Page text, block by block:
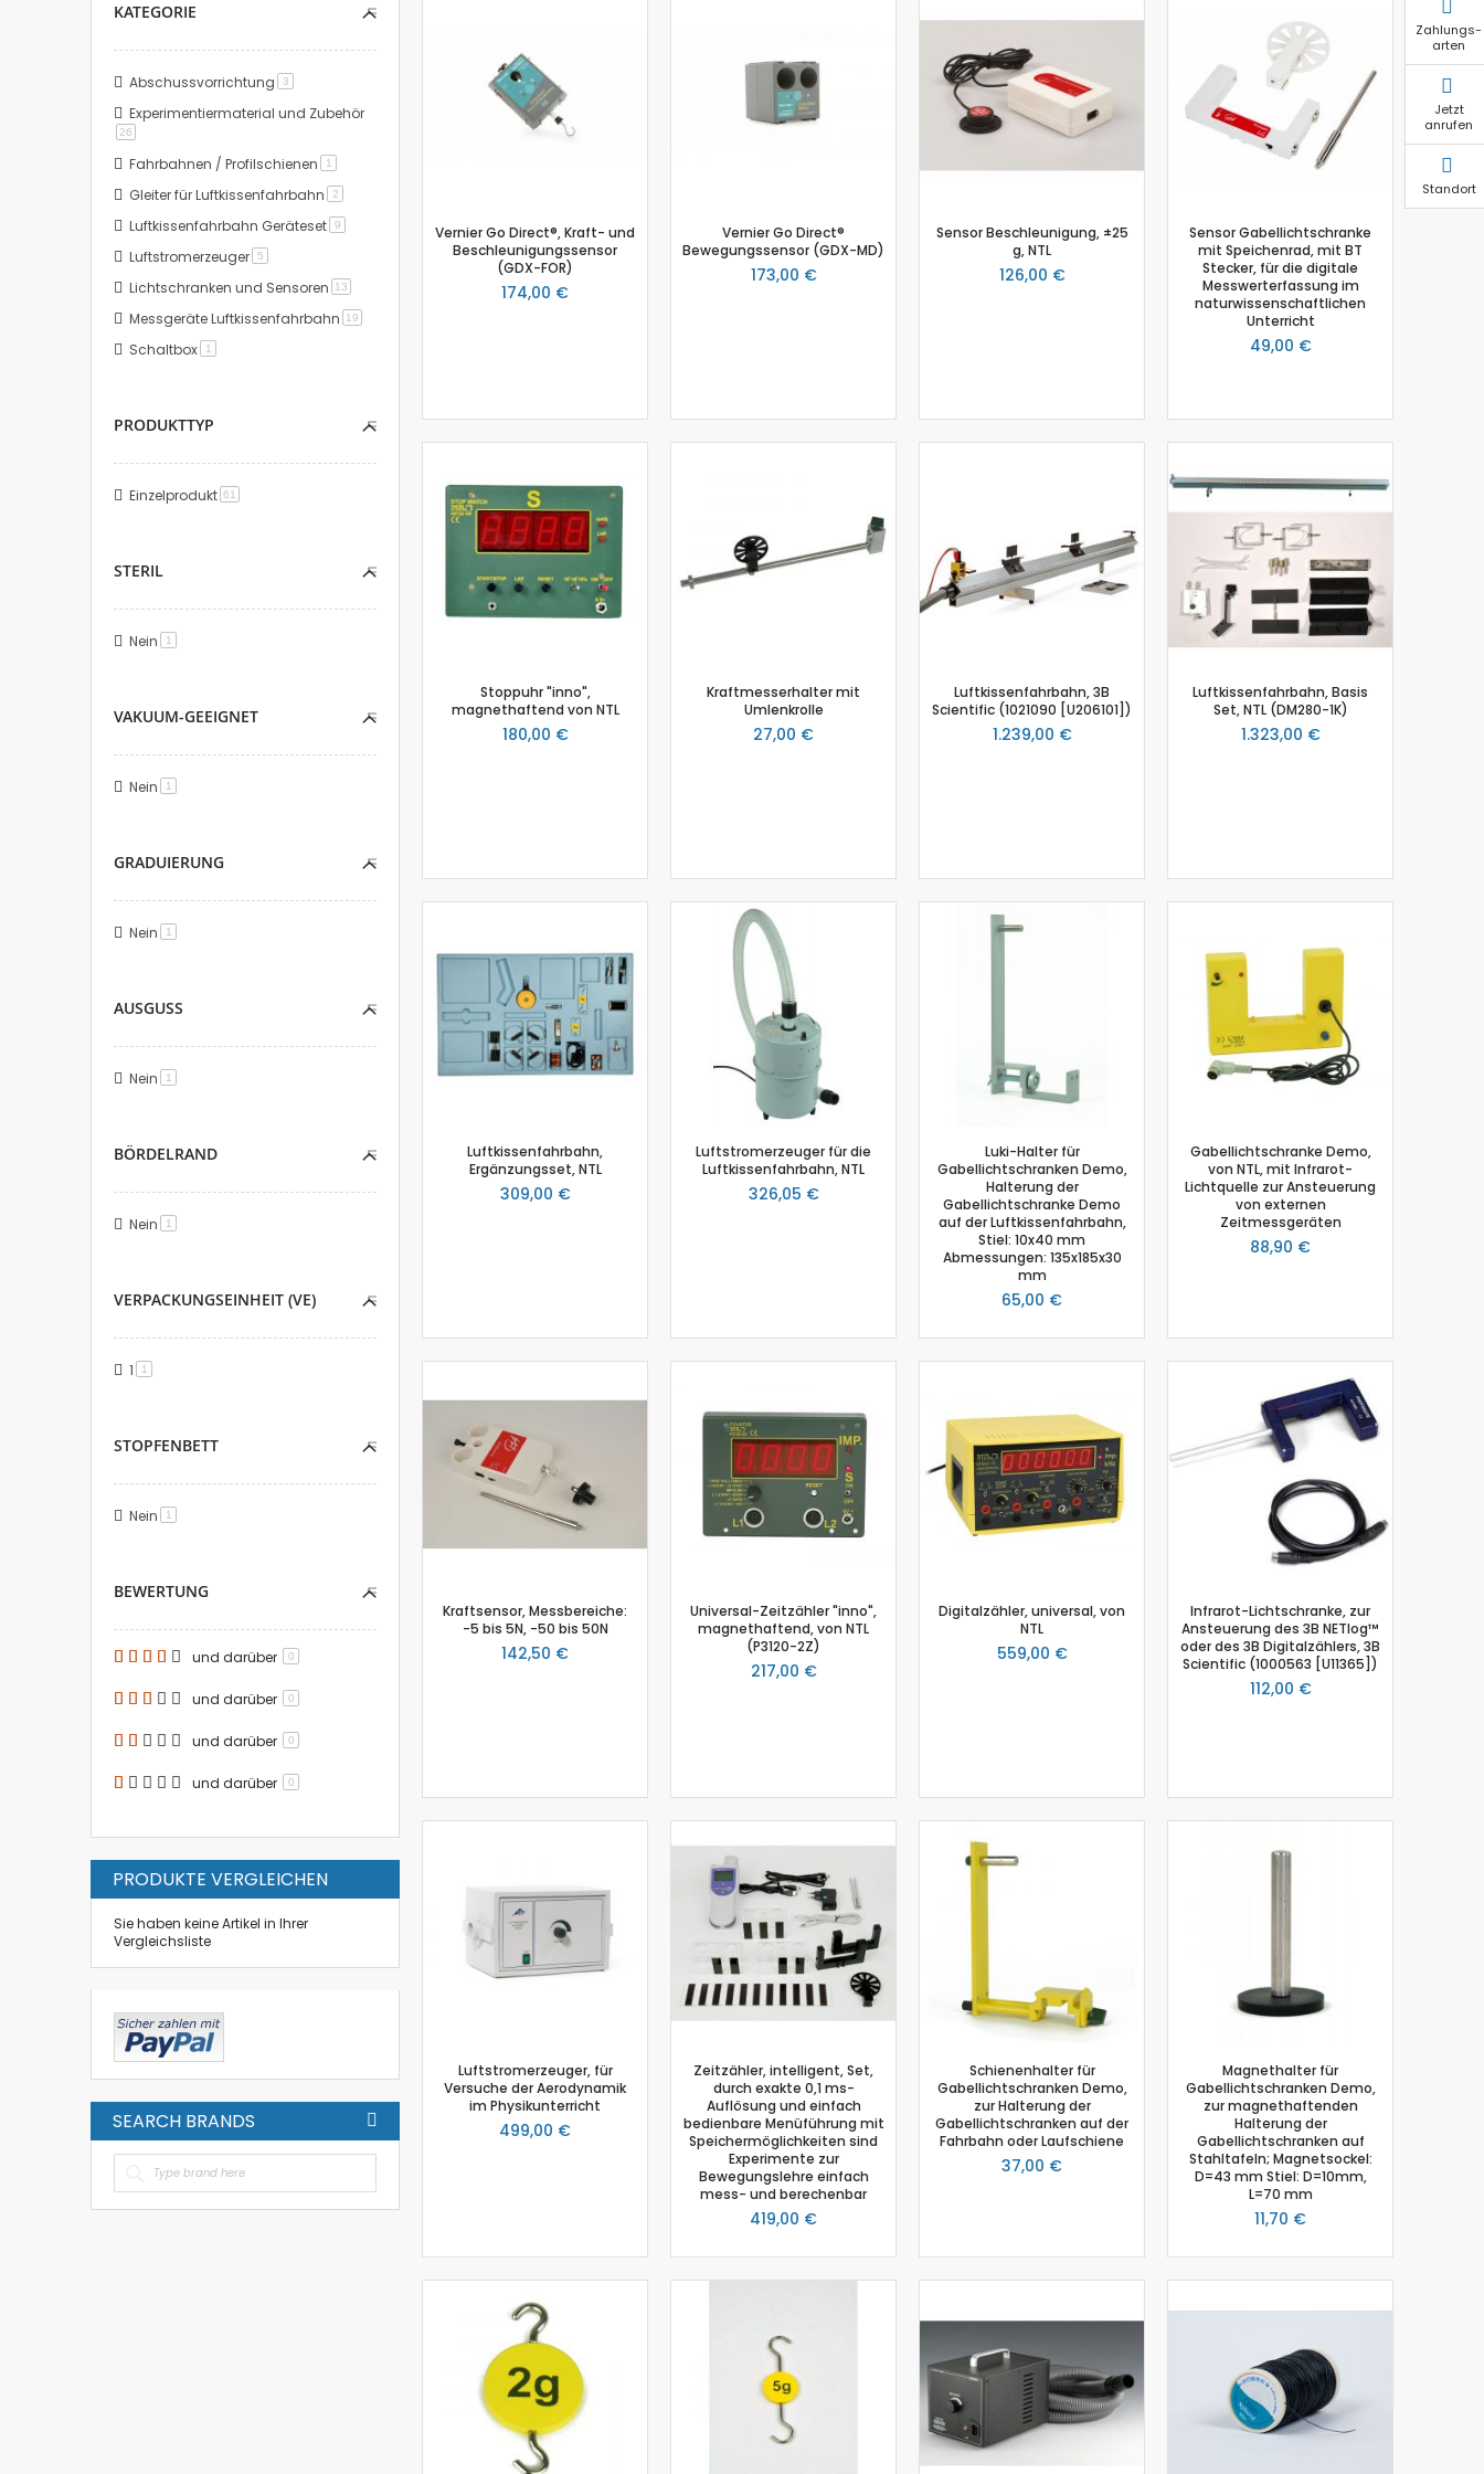
Beschleunigungssensor
Blutdrucksensor
CO2-Gas Sensor
Feuchtigkeitssensor
Herzfrequenz
Kolorimeter
pH - Elektrodenverstärker
Salzgehalt
Spirometer
Stromsensor
Thermoelement-Sensor
Zubehör
Lux-Sensor
Temperatur-Box
Bodenfeuchtigkeit
Luftdruck
Druckschalter
Photosynthese Set
Ladestation Go Direct®
Emmissionsmessung
Trübung
Luftfeuchtigkeit
Chemie
NiCr-Ni-Adapter
pH - Elektrodenverstärker
Schmelzstation
Schmelzpunktbestimmung
Spannungssensor
Stromsensor
Temperatur-Box
Gasdrucksensor
Titration
Go!Link (GO -LINK)
Redoxpotential
Beleuchtungsstärke
Beschleunigungssensor
Bewegungssensor
Drehbewegungssensor
Elektrisches Feld
Fahrbahn
Farbe- und Lichtsensor
Geiger-Müller-Zähler
GM-Adapter
Großflächenzählrohr
Infrarotsensor
Kraft- und Beschleunigungssensor
Vernier Go Direct®, Kraft- und
Beschleunigungssensor
(GDX-FOR)
174,00 €
Vernier Go Direct®
Bewegungssensor (GDX-MD)
173,00 €
Sensor Beschleunigung, ±25
g, NTL
126,00 €
Sensor Gabellichtschranke
mit Speichenrad, mit BT
Stecker, für die digitale
Messwerterfassung im
naturwissenschaftlichen
Unterricht
49,00 €
Stoppuhr "inno",
magnethaftend von NTL
180,00 €
Kraftmesserhalter mit
Umlenkrolle
27,00 €
Luftkissenfahrbahn, 3B
Scientific (1021090 [U206101])
1.239,00 €
Luftkissenfahrbahn, Basis
Set, NTL (DM280-1K)
1.323,00 €
Luftkissenfahrbahn,
Ergänzungsset, NTL
309,00 €
Luftstromerzeuger für die
Luftkissenfahrbahn, NTL
326,05 €
Luki-Halter für
Gabellichtschranken Demo,
Halterung der
Gabellichtschranke Demo
auf der Luftkissenfahrbahn,
Stiel: 10x40 mm
Abmessungen: 135x185x30
mm
65,00 €
Gabellichtschranke Demo,
von NTL, mit Infrarot-
Lichtquelle zur Ansteuerung
von externen
Zeitmessgeräten
88,90 €
Kraftsensor, Messbereiche:
-5 bis 5N, -50 bis 50N
142,50 €
Universal-Zeitzähler "inno",
magnethaftend, von NTL
(P3120-2Z)
217,00 €
Digitalzähler, universal, von
NTL
559,00 €
Infrarot-Lichtschranke, zur
Ansteuerung des 3B NETlog™
oder des 3B Digitalzählers, 3B
Scientific (1000563 [U11365])
112,00 €
Luftstromerzeuger, für
Versuche der Aerodynamik
im Physikunterricht
499,00 €
Zeitzähler, intelligent, Set,
durch exakte 0,1 ms-
Auflösung und einfach
bedienbare Menüführung mit
Speichermöglichkeiten sind
Experimente zur
Bewegungslehre einfach
mess- und berechenbar
419,00 €
Schienenhalter für
Gabellichtschranken Demo,
zur Halterung der
Gabellichtschranken auf der
Fahrbahn oder Laufschiene
37,00 €
Magnethalter für
Gabellichtschranken Demo,
zur magnethaftenden
Halterung der
Gabellichtschranken auf
Stahltafeln; Magnetsockel:
D=43 mm Stiel: D=10mm,
L=70 mm
11,70 €
Zahlungs-
arten
Jetzt
anrufen
Standort
KATEGORIE
Abschussvorrichtung 3Artikel
Experimentiermaterial und Zubehör
26
Fahrbahnen / Profilschienen 1
Gleiter für Luftkissenfahrbahn 2Artikel
Luftkissenfahrbahn Geräteset 9Artikel
Luftstromerzeuger 5Artikel
Lichtschranken und Sensoren 13
Messgeräte Luftkissenfahrbahn 19
Schaltbox 1
PRODUKTTYP
Einzelprodukt 61
STERIL
Nein 1
VAKUUM-GEEIGNET
Nein 1
GRADUIERUNG
Nein 1
AUSGUSS
Nein 1
BÖRDELRAND
Nein 1
VERPACKUNGSEINHEIT (VE)
1 1
STOPFENBETT
Nein 1
BEWERTUNG
und darüber 0
und darüber 0
und darüber 0
und darüber 0
PRODUKTE VERGLEICHEN
Sie haben keine Artikel in Ihrer
Vergleichsliste
SEARCH BRANDS